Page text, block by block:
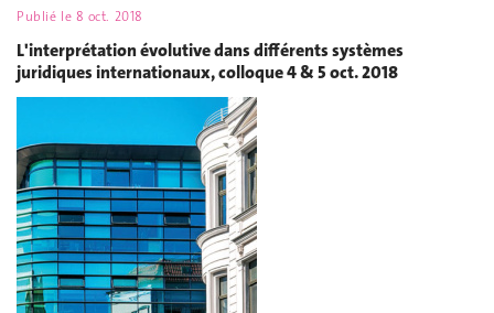
Publié le 8 oct. 2018
L'interprétation évolutive dans différents systèmes
juridiques internationaux, colloque 4 & 5 oct. 2018